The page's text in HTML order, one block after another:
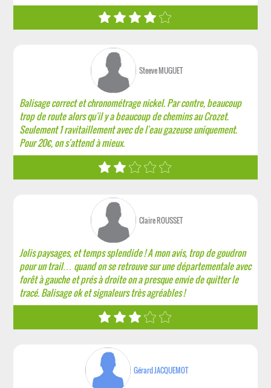
Steeve MUGUET
Balisage correct et chronométrage nickel. Par contre, beaucoup
trop de route alors qu'il y a beaucoup de chemins au Crozet.
Seulement 1 ravitaillement avec de l'eau gazeuse uniquement.
Pour 20€, on s'attend à mieux.
Claire ROUSSET
Jolis paysages, et temps splendide ! A mon avis, trop de goudron
pour un trail… quand on se retrouve sur une départementale avec
forêt à gauche et prés à droite on a presque envie de quitter le
tracé. Balisage ok et signaleurs très agréables !
Gérard JACQUEMOT